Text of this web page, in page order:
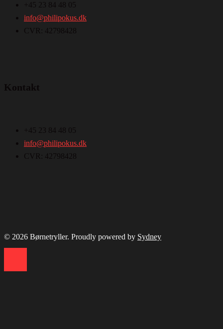
+45 23 84 48 05
info@philipokus.dk
CVR: 42798428
Kontakt
+45 23 84 48 05
info@philipokus.dk
CVR: 42798428
© 2026 Børnetryller. Proudly powered by Sydney